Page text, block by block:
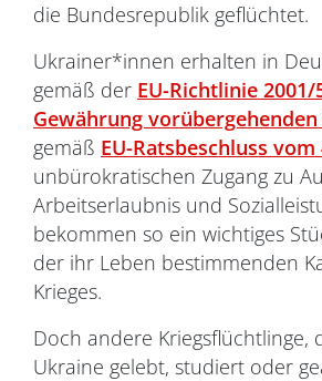
die Bundesrepublik geflüchtet.
Ukrainer*innen erhalten in
gemäß der EU-Richtlinie 2001/
Gewährung vorübergehenden
gemäß EU-Ratsbeschluss
unbürokratischen Zugang zu
Arbeitserlaubnis und
bekommen so ein wichtiges
der ihr Leben bestimmenden
Krieges.
Doch andere Kriegsflüchtlinge,
Ukraine gelebt, studiert oder